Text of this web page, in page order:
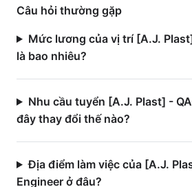
Câu hỏi thường gặp
Mức lương của vị trí [A.J.
là bao nhiêu?
Nhu cầu tuyển [A.J. Plast] -
đây thay đổi thế nào?
Địa điểm làm việc của [A.J.
Engineer ở đâu?